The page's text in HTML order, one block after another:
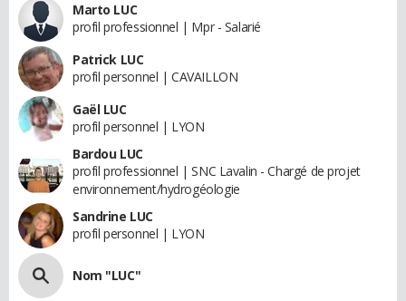
Marto LUC
profil professionnel | Mpr - Salarié
Patrick LUC
profil personnel | CAVAILLON
Gaël LUC
profil personnel | LYON
Bardou LUC
profil professionnel | SNC Lavalin - Chargé de projet
environnement/hydrogéologie
Sandrine LUC
profil personnel | LYON
Nom "LUC"